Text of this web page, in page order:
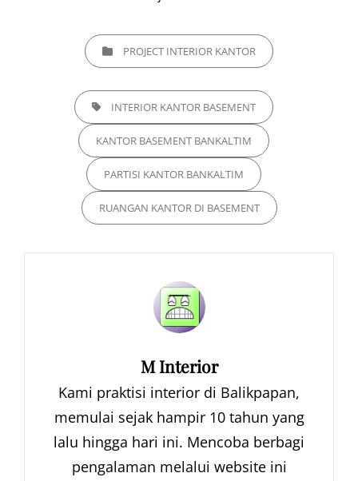
CATEGORIESPROJECT INTERIOR KANTOR
TAGS, INTERIOR KANTOR BASEMENT
KANTOR BASEMENT BANKALTIM
PARTISI KANTOR BANKALTIM
RUANGAN KANTOR DI BASEMENT
Author:
M Interior
Kami praktisi interior di Balikpapan,
memulai sejak hampir 10 tahun yang
lalu hingga hari ini. Mencoba berbagi
pengalaman melalui website ini